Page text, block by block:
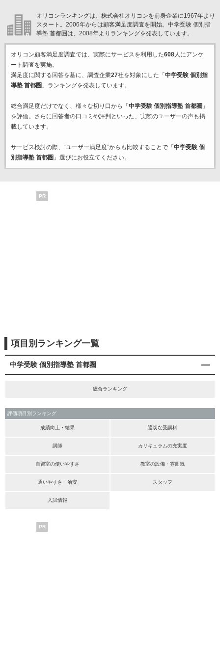
オリコンランキングは、株式会社オリコンを前身企業に1967年より
スタート。2006年からは顧客満足度調査を開始。中学受験 個別指
導塾 首都圏は、2008年よりランキングを発表しています。
オリコン顧客満足度調査では、実際にサービスを利用した608人にアンケ
ート調査を実施。
満足度に関する回答を基に、調査企業27社を対象にした「 中学受験 個別指
導塾 首都圏 」ランキングを発表しています。
総合満足度だけでなく、様々な切り口から「 中学受験 個別指導塾 首都圏 」
を評価。さらに回答者の口コミや評判といった、実際のユーザーの声も掲
載しています。
サービス検討の際、“ユーザー満足度”からも比較することで「 中学受験 個
別指導塾 首都圏 」選びにお役立てください。
PR
項目別ランキング一覧
中学受験 個別指導塾 首都圏
総合ランキング
評価項目別ランキング
成績向上・結果 適切な受講料
講師 カリキュラムの充実度
自習室の使いやすさ 教室の設備・雰囲気
通いやすさ・治安 スタッフ
入試情報
PR